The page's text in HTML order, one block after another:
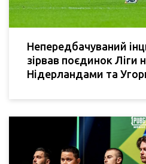
Непередбачуваний
зірвав поєдинок Ліги
Нідерландами та